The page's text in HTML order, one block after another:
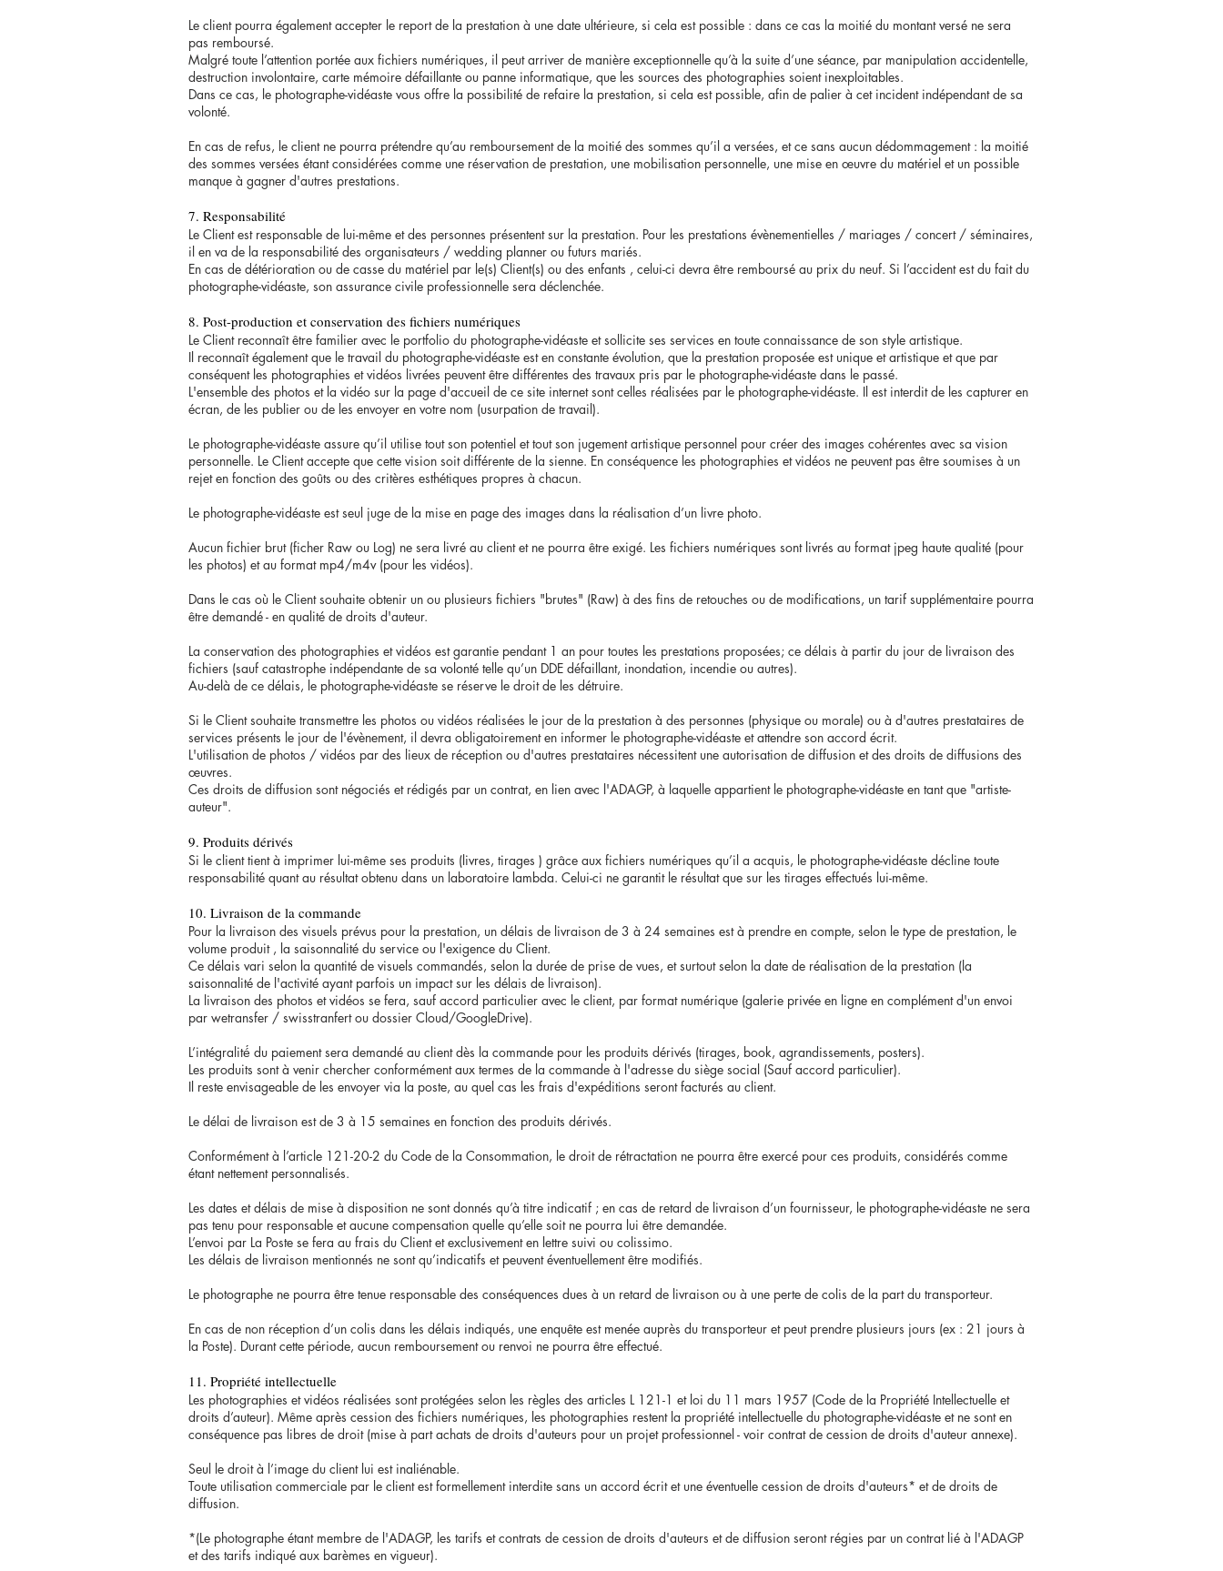
Le client pourra également accepter le report de la prestation à une date ultérieure, si cela est possible : dans ce cas la moitié du montant versé ne sera
pas remboursé.
Malgré toute l’attention portée aux fichiers numériques, il peut arriver de manière exceptionnelle qu’à la suite d’une séance, par manipulation accidentelle,
destruction involontaire, carte mémoire défaillante ou panne informatique, que les sources des photographies soient inexploitables.
Dans ce cas, le photographe-vidéaste vous offre la possibilité de refaire la prestation, si cela est possible, afin de palier à cet incident indépendant de sa
volonté.
En cas de refus, le client ne pourra prétendre qu’au remboursement de la moitié des sommes qu’il a versées, et ce sans aucun dédommagement : la moitié
des sommes versées étant considérées comme une réservation de prestation, une mobilisation personnelle, une mise en œuvre du matériel et un possible
manque à gagner d'autres prestations.
7. Responsabilité
Le Client est responsable de lui-même et des personnes présentent sur la prestation. Pour les prestations évènementielles / mariages / concert / séminaires,
il en va de la responsabilité des organisateurs / wedding planner ou futurs mariés.
En cas de détérioration ou de casse du matériel par le(s) Client(s) ou des enfants , celui-ci devra être remboursé au prix du neuf. Si l’accident est du fait du
photographe-vidéaste, son assurance civile professionnelle sera déclenchée.
8. Post-production et conservation des fichiers numériques
Le Client reconnaît être familier avec le portfolio du photographe-vidéaste et sollicite ses services en toute connaissance de son style artistique.
Il reconnaît également que le travail du photographe-vidéaste est en constante évolution, que la prestation proposée est unique et artistique et que par
conséquent les photographies et vidéos livrées peuvent être différentes des travaux pris par le photographe-vidéaste dans le passé.
L'ensemble des photos et la vidéo sur la page d'accueil de ce site internet sont celles réalisées par le photographe-vidéaste. Il est interdit de les capturer en
écran, de les publier ou de les envoyer en votre nom (usurpation de travail).
Le photographe-vidéaste assure qu’il utilise tout son potentiel et tout son jugement artistique personnel pour créer des images cohérentes avec sa vision
personnelle. Le Client accepte que cette vision soit différente de la sienne. En conséquence les photographies et vidéos ne peuvent pas être soumises à un
rejet en fonction des goûts ou des critères esthétiques propres à chacun.
Le photographe-vidéaste est seul juge de la mise en page des images dans la réalisation d’un livre photo.
Aucun fichier brut (ficher Raw ou Log) ne sera livré au client et ne pourra être exigé. Les fichiers numériques sont livrés au format jpeg haute qualité (pour
les photos) et au format mp4/m4v (pour les vidéos).
Dans le cas où le Client souhaite obtenir un ou plusieurs fichiers "brutes" (Raw) à des fins de retouches ou de modifications, un tarif supplémentaire pourra
être demandé - en qualité de droits d'auteur.
La conservation des photographies et vidéos est garantie pendant 1 an pour toutes les prestations proposées; ce délais à partir du jour de livraison des
fichiers (sauf catastrophe indépendante de sa volonté telle qu’un DDE défaillant, inondation, incendie ou autres).
Au-delà de ce délais, le photographe-vidéaste se réserve le droit de les détruire.
Si le Client souhaite transmettre les photos ou vidéos réalisées le jour de la prestation à des personnes (physique ou morale) ou à d'autres prestataires de
services présents le jour de l'évènement, il devra obligatoirement en informer le photographe-vidéaste et attendre son accord écrit.
L'utilisation de photos / vidéos par des lieux de réception ou d'autres prestataires nécessitent une autorisation de diffusion et des droits de diffusions des
œuvres.
Ces droits de diffusion sont négociés et rédigés par un contrat, en lien avec l'ADAGP, à laquelle appartient le photographe-vidéaste en tant que "artiste-
auteur".
9. Produits dérivés
Si le client tient à imprimer lui-même ses produits (livres, tirages ) grâce aux fichiers numériques qu’il a acquis, le photographe-vidéaste décline toute
responsabilité quant au résultat obtenu dans un laboratoire lambda. Celui-ci ne garantit le résultat que sur les tirages effectués lui-même.
10. Livraison de la commande
Pour la livraison des visuels prévus pour la prestation, un délais de livraison de 3 à 24 semaines est à prendre en compte, selon le type de prestation, le
volume produit , la saisonnalité du service ou l'exigence du Client.
Ce délais vari selon la quantité de visuels commandés, selon la durée de prise de vues, et surtout selon la date de réalisation de la prestation (la
saisonnalité de l'activité ayant parfois un impact sur les délais de livraison).
La livraison des photos et vidéos se fera, sauf accord particulier avec le client, par format numérique (galerie privée en ligne en complément d'un envoi
par wetransfer / swisstranfert ou dossier Cloud/GoogleDrive).
L’intégralité́ du paiement sera demandé au client dès la commande pour les produits dérivés (tirages, book, agrandissements, posters).
Les produits sont à venir chercher conformément aux termes de la commande à l'adresse du siège social (Sauf accord particulier).
Il reste envisageable de les envoyer via la poste, au quel cas les frais d'expéditions seront facturés au client.
Le délai de livraison est de 3 à 15 semaines en fonction des produits dérivés.
Conformément à l’article 121-20-2 du Code de la Consommation, le droit de rétractation ne pourra être exercé pour ces produits, considérés comme
étant nettement personnalisés.
Les dates et délais de mise à disposition ne sont donnés qu’à titre indicatif ; en cas de retard de livraison d’un fournisseur, le photographe-vidéaste ne sera
pas tenu pour responsable et aucune compensation quelle qu’elle soit ne pourra lui être demandée.
L’envoi par La Poste se fera au frais du Client et exclusivement en lettre suivi ou colissimo.
Les délais de livraison mentionnés ne sont qu’indicatifs et peuvent éventuellement être modifiés.
Le photographe ne pourra être tenue responsable des conséquences dues à un retard de livraison ou à une perte de colis de la part du transporteur.
En cas de non réception d’un colis dans les délais indiqués, une enquête est menée auprès du transporteur et peut prendre plusieurs jours (ex : 21 jours à
la Poste). Durant cette période, aucun remboursement ou renvoi ne pourra être effectué.
11. Propriété intellectuelle
Les photographies et vidéos réalisées sont protégées selon les règles des articles L 121-1 et loi du 11 mars 1957 (Code de la Propriété Intellectuelle et
droits d’auteur). Même après cession des fichiers numériques, les photographies restent la propriété intellectuelle du photographe-vidéaste et ne sont en
conséquence pas libres de droit (mise à part achats de droits d'auteurs pour un projet professionnel - voir contrat de cession de droits d'auteur annexe).
Seul le droit à l’image du client lui est inaliénable.
Toute utilisation commerciale par le client est formellement interdite sans un accord écrit et une éventuelle cession de droits d'auteurs* et de droits de
diffusion.
*(Le photographe étant membre de l'ADAGP, les tarifs et contrats de cession de droits d'auteurs et de diffusion seront régies par un contrat lié à l'ADAGP
et des tarifs indiqué aux barèmes en vigueur).